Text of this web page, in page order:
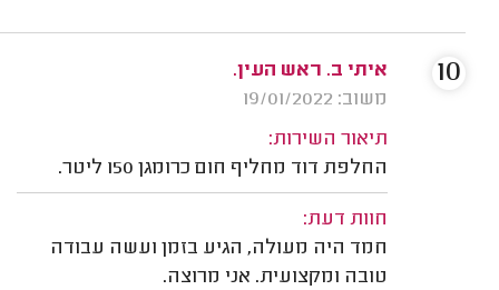
איתי ב. ראש העין.
משוב: 19/01/2022
תיאור השירות:
החלפת דוד מחליף חום כרומגן 150 ליטר.
חוות דעת:
חמד היה מעולה, הגיע בזמן ועשה עבודה
טובה ומקצועית. אני מרוצה.
10